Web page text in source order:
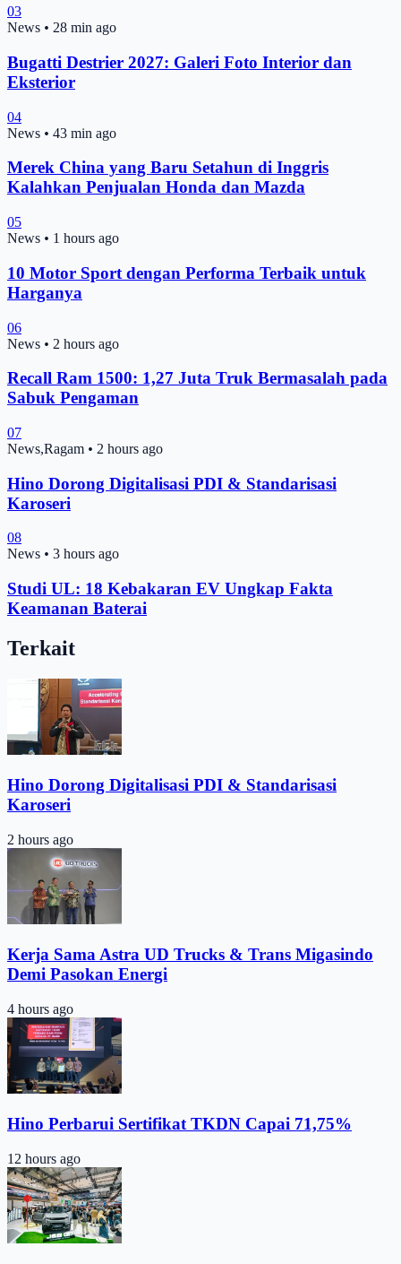
03
News • 28 min ago
Bugatti Destrier 2027: Galeri Foto Interior dan
Eksterior
04
News • 43 min ago
Merek China yang Baru Setahun di Inggris
Kalahkan Penjualan Honda dan Mazda
05
News • 1 hours ago
10 Motor Sport dengan Performa Terbaik untuk
Harganya
06
News • 2 hours ago
Recall Ram 1500: 1,27 Juta Truk Bermasalah pada
Sabuk Pengaman
07
News,Ragam • 2 hours ago
Hino Dorong Digitalisasi PDI & Standarisasi
Karoseri
08
News • 3 hours ago
Studi UL: 18 Kebakaran EV Ungkap Fakta
Keamanan Baterai
Terkait
Hino Dorong Digitalisasi PDI & Standarisasi
Karoseri
2 hours ago
Kerja Sama Astra UD Trucks & Trans Migasindo
Demi Pasokan Energi
4 hours ago
Hino Perbarui Sertifikat TKDN Capai 71,75%
12 hours ago